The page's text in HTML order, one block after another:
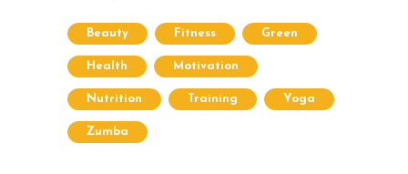
Beauty Fitness Green
Health Motivation
Nutrition Training Yoga
Zumba